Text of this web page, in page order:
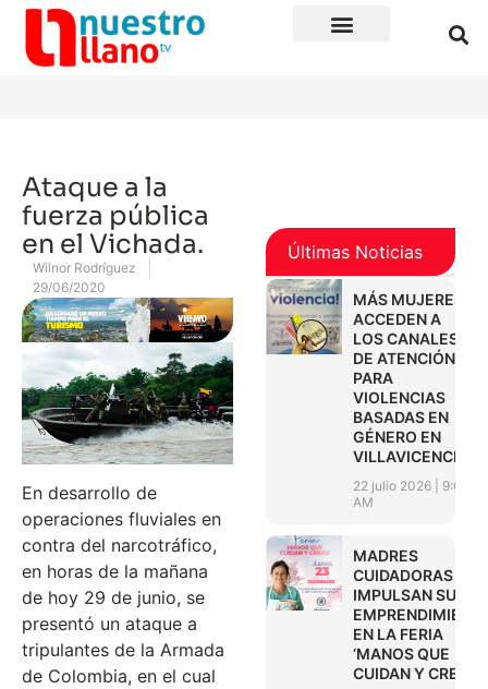
Ataque a la
fuerza pública
en el Vichada.
Wilnor Rodríguez
29/06/2020
En desarrollo de
operaciones fluviales en
contra del narcotráfico,
en horas de la mañana
de hoy 29 de junio, se
presentó un ataque a
tripulantes de la Armada
de Colombia, en el cual
Últimas Noticias
MÁS MUJERES
ACCEDEN A
LOS CANALES
DE ATENCIÓN
PARA
VIOLENCIAS
BASADAS EN
GÉNERO EN
VILLAVICENCIO
22 julio 2026
9:01
AM
MADRES
CUIDADORAS
IMPULSAN SUS
EN LA FERIA
‘MANOS QUE
CUIDAN Y CREAN’